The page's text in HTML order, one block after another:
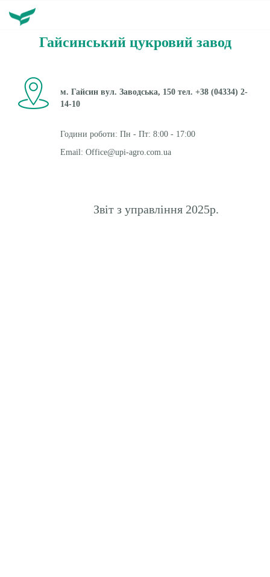
Гайсинський цукровий завод
м. Гайсин вул. Заводська, 150 тел. +38 (04334) 2-
14-10
Години роботи: Пн - Пт: 8:00 - 17:00
Email: Office@upi-agro.com.ua
Звіт з управління 2025р.